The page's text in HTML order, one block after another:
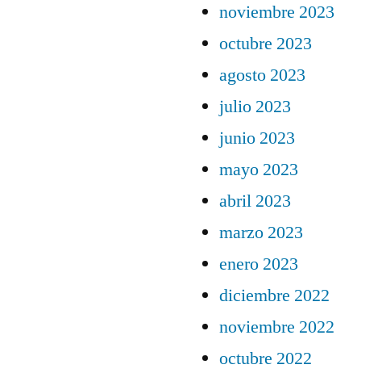
noviembre 2023
octubre 2023
agosto 2023
julio 2023
junio 2023
mayo 2023
abril 2023
marzo 2023
enero 2023
diciembre 2022
noviembre 2022
octubre 2022